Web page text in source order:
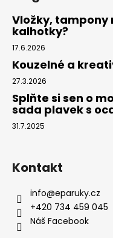
Vložky,
kalhotky?
17.6.2026
Kouzelné a
27.3.2026
Splňte si sen o
sada plavek s
31.7.2025
Kontakt
info@eparuky.cz
+420 734 459 045
Náš Facebook